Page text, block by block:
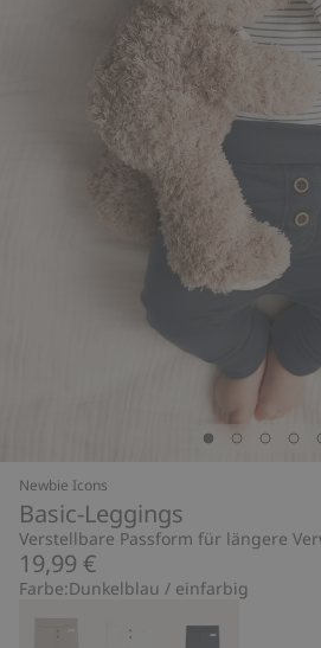
Newbie Icons
Basic-Leggings
Verstellbare Passform für längere
19,99 €
Farbe:Dunkelblau / einfarbig